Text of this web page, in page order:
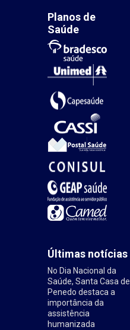
Planos de
Saúde
Últimas notícias
No Dia Nacional da
Saúde, Santa Casa de
Penedo destaca a
importância da
assistência
humanizada